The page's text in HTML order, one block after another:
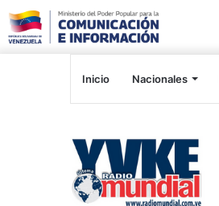
Inicio Nacionales